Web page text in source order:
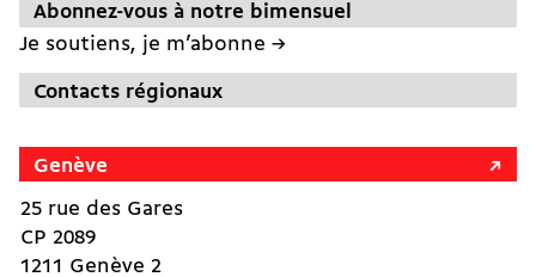
Abonnez-vous à notre bimensuel
Je soutiens, je m’abonne →
Contacts régionaux
Genève
25 rue des Gares
CP 2089
1211 Genève 2